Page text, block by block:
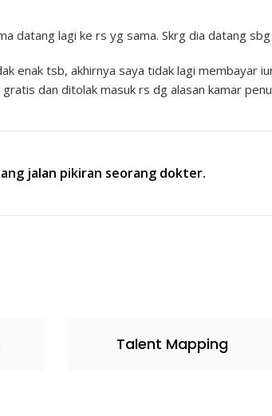
datang lagi ke rs yg sama. Skrg dia datang
enak tsb, akhirnya saya tidak lagi membayar
dan ditolak masuk rs dg alasan kamar
jalan pikiran seorang dokter.
Talent Mapping